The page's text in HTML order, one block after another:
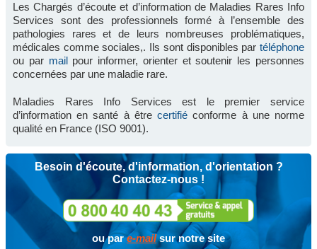
Les Chargés d’écoute et d’information de Maladies Rares Info
Services sont des professionnels formé à l’ensemble des
pathologies rares et de leurs nombreuses problématiques,
médicales comme sociales,. Ils sont disponibles par téléphone
ou par mailpour informer, orienter et soutenir les personnes
concernées par une maladie rare.
Maladies Rares Info Services est le premier service
d’information en santé à êtrecertifié conforme à une norme
qualité en France (ISO 9001).
Besoin d'écoute, d'information, d'orientation ?
Contactez-nous !
ou pare-mailsur notre site